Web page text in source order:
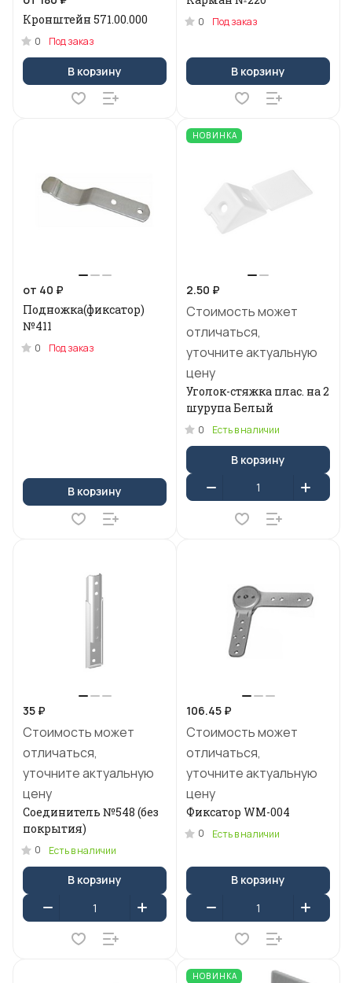
Кронштейн 571.00.000
0 Под заказ
В корзину
0 Под заказ
В корзину
от 40 ₽
Подножка(фиксатор)
№411
0 Под заказ
В корзину
НОВИНКА
2.50 ₽
Стоимость может
отличаться,
уточните актуальную
цену
Уголок-стяжка плас. на 2
шурупа Белый
0 Есть в наличии
В корзину
35 ₽
Стоимость может
отличаться,
уточните актуальную
цену
Соединитель №548 (без
покрытия)
0 Есть в наличии
В корзину
106.45 ₽
Стоимость может
отличаться,
уточните актуальную
цену
Фиксатор WM-004
0 Есть в наличии
В корзину
НОВИНКА